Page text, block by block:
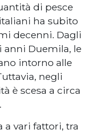
di pesce
ha subito
decenni. Dagli
Duemila, le
intorno alle
negli
è scesa a circa
a vari fattori, tra